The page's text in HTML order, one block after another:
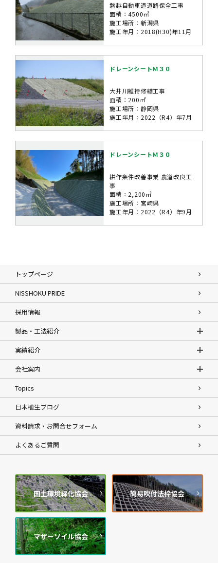
磐越自動車道道路保全工事
面積：4500㎡
施工場所：新潟県
施工年月：2018(H30)年11月
ドレーンシートＭ３０
大井川維持修繕工事
面積：200㎡
施工場所：静岡県
施工年月：2022（R4）年7月
ドレーンシートＭ３０
耕作条件改善事業 農道改良工
事
面積：2,200㎡
施工場所：宮崎県
施工年月：2022（R4）年9月
トップページ
NISSHOKU PRIDE
採用情報
製品・工法紹介
実績紹介
会社案内
Topics
日本植生ブログ
資料請求・お問合せフォーム
よくあるご質問
国土環境緑化協会 簡易吹付法枠協会
マザーソイル協会